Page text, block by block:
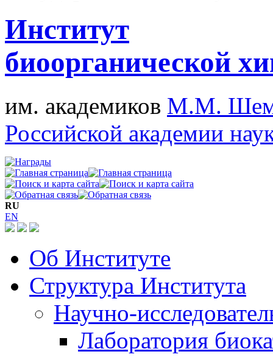
Институт
биоорганической
им. академиков М.М.
Российской академии
RU
EN
Об Институте
Структура Института
Научно-
Лаборатория